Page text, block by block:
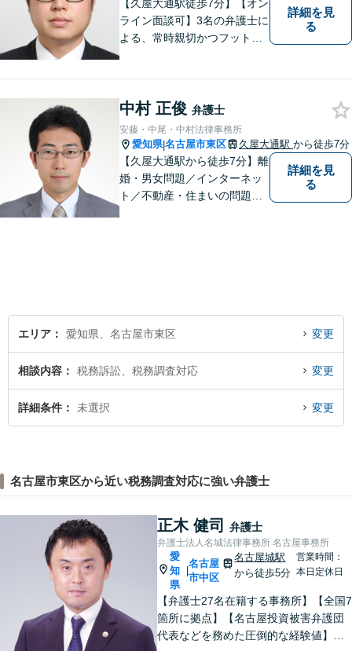
【久屋大通駅徒歩7分】【オン
ライン面談可】3名の弁護士に
よる、常時親切かつフットワ
隣接士業や不動産会社との緊
密な連携を実現！【初回相談
無料】
詳細を見
る
中村 正俊 弁護士
安藤・中尾・中村法律事務所
愛知県|名古屋市東区 久屋大通駅 から徒歩7分
【久屋大通駅から徒歩7分】離
婚・男女問題／インターネッ
ト／不動産・住まいの問題に
詳細を見
る
エリア 愛知県、名古屋市東区 変更
相談内容 税務訴訟、税務調査対応 変更
詳細条件 未選択 変更
名古屋市東区から近い税務調査対応に強い弁護士
正木 健司 弁護士
弁護士法人名城法律事務所 名古屋事務所
愛
知
県
|
名古屋
市中区
名古屋城駅
から徒歩5分
営業時間：
本日定休日
【弁護士27名在籍する事務所】【全国7
箇所に拠点】【名古屋投資被害弁護団
代表などを務めた圧倒的な経験値】投